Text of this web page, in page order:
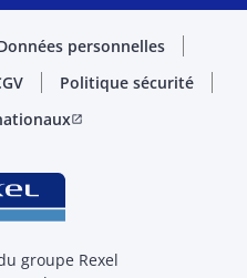
personnelles
Politique sécurité
open_in_new
groupe Rexel